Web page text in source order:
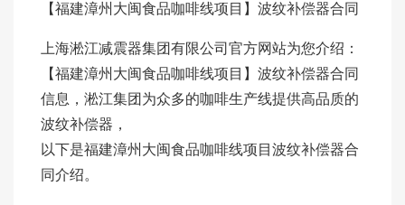
【福建漳州大闽食品咖啡线项目】波纹补偿器合同
上海淞江减震器集团有限公司官方网站为您介绍：
【福建漳州大闽食品咖啡线项目】波纹补偿器合同
信息，淞江集团为众多的咖啡生产线提供高品质的
波纹补偿器，
以下是福建漳州大闽食品咖啡线项目波纹补偿器合
同介绍。